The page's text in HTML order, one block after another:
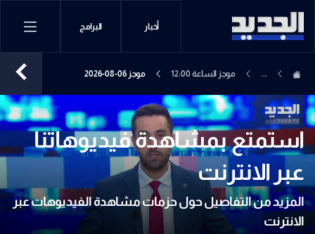
أخبار البرامج
... موجز الساعة 12:00 موجز 06-08-2026
استمتع بمشاهدة فيديوهاتنا
عبر الانترنت
المزيد من التفاصيل حول حزمات مشاهدة الفيديوهات عبر
الانترنت